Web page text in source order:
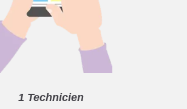
1 Technicien